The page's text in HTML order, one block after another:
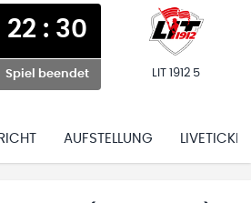
22 : 30
Spiel beendet LIT 1912 5
AUFSTELLUNG LIVETICKER